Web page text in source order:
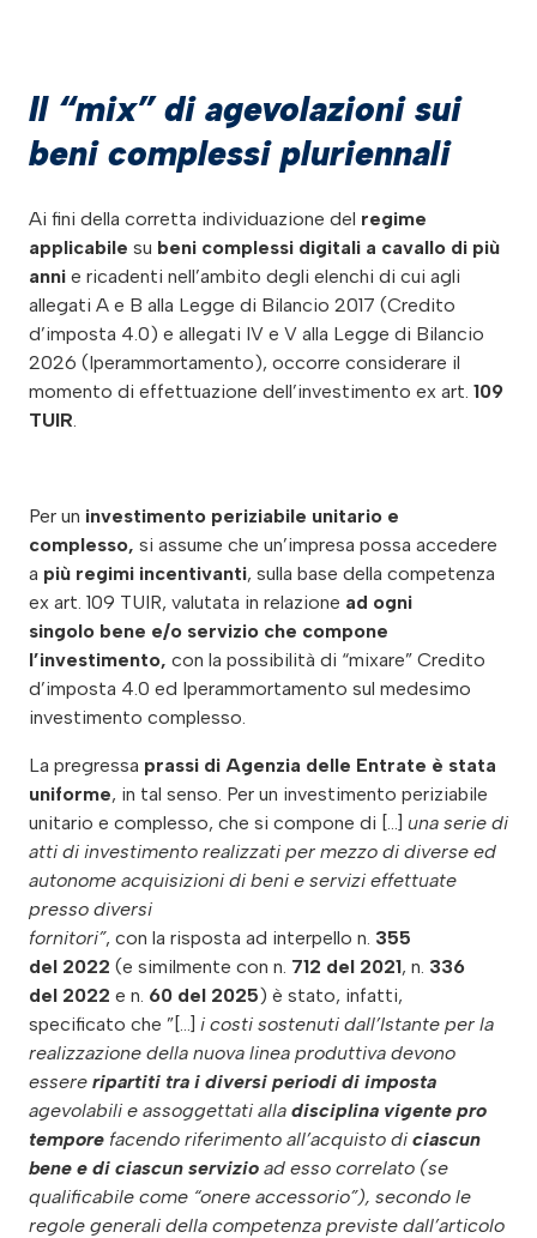
Il “mix” di agevolazioni sui
beni complessi pluriennali
Ai fini della corretta individuazione del regime
applicabile su beni complessi digitali a cavallo di più
anni e ricadenti nell’ambito degli elenchi di cui agli
allegati A e B alla Legge di Bilancio 2017 (Credito
d’imposta 4.0) e allegati IV e V alla Legge di Bilancio
2026 (Iperammortamento), occorre considerare il
momento di effettuazione dell’investimento ex art. 109
TUIR.
Per un investimento periziabile unitario e
complesso, si assume che un’impresa possa accedere
a più regimi incentivanti, sulla base della competenza
ex art. 109 TUIR, valutata in relazione ad ogni
singolo bene e/o servizio che compone
l’investimento, con la possibilità di “mixare” Credito
d’imposta 4.0 ed Iperammortamento sul medesimo
investimento complesso.
La pregressa prassi di Agenzia delle Entrate è stata
uniforme, in tal senso. Per un investimento periziabile
unitario e complesso, che si compone di […] una serie di
atti di investimento realizzati per mezzo di diverse ed
autonome acquisizioni di beni e servizi effettuate
presso diversi
fornitori”, con la risposta ad interpello n. 355
del 2022 (e similmente con n. 712 del 2021, n. 336
del 2022 e n. 60 del 2025) è stato, infatti,
specificato che ”[…] i costi sostenuti dall’Istante per la
realizzazione della nuova linea produttiva devono
essere ripartiti tra i diversi periodi di imposta
agevolabili e assoggettati alla disciplina vigente pro
tempore facendo riferimento all’acquisto di ciascun
bene e di ciascun servizio ad esso correlato (se
qualificabile come “onere accessorio”), secondo le
regole generali della competenza previste dall’articolo